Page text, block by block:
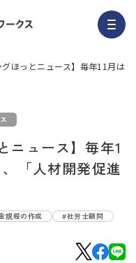
グほっとニュース】毎年11月は
ニュース】毎年1
「人材開発促進
規程の作成 #社労士顧問